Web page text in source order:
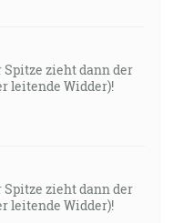
Spitze zieht dann der
leitende Widder)!
Spitze zieht dann der
leitende Widder)!